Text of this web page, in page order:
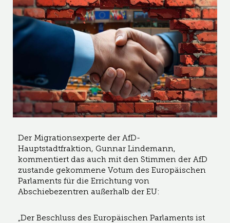
Der Migrationsexperte der AfD-
Hauptstadtfraktion, Gunnar Lindemann,
kommentiert das auch mit den Stimmen der AfD
zustande gekommene Votum des Europäischen
Parlaments für die Errichtung von
Abschiebezentren außerhalb der EU:
„Der Beschluss des Europäischen Parlaments ist